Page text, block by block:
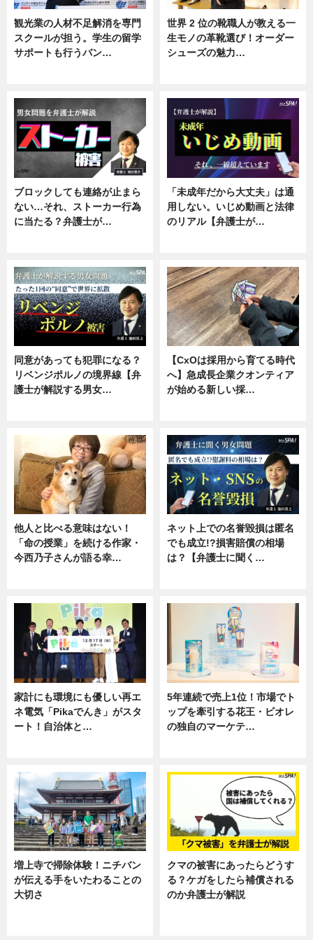
観光業の人材不足解消を専門
スクールが担う。学生の留学
サポートも行うバン…
世界 2 位の靴職人が教える一
生モノの革靴選び！オーダー
シューズの魅力…
ブロックしても連絡が止まら
ない…それ、ストーカー行為
に当たる？弁護士が…
「未成年だから大丈夫」は通
用しない。いじめ動画と法律
のリアル【弁護士が…
同意があっても犯罪になる？
リベンジポルノの境界線【弁
護士が解説する男女…
【CxOは採用から育てる時代
へ】急成長企業クオンティア
が始める新しい採…
他人と比べる意味はない！
「命の授業」を続ける作家・
今西乃子さんが語る幸…
ネット上での名誉毀損は匿名
でも成立!?損害賠償の相場
は？【弁護士に聞く…
家計にも環境にも優しい再エ
ネ電気「Pikaでんき」がスタ
ート！自治体と…
5年連続で売上1位！市場でト
ップを牽引する花王・ビオレ
の独自のマーケテ…
増上寺で掃除体験！ニチバン
が伝える手をいたわることの
大切さ
クマの被害にあったらどうす
る？ケガをしたら補償される
のか弁護士が解説